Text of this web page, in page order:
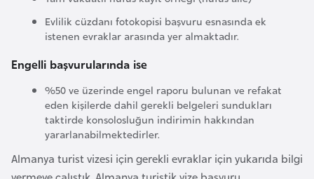
Evlilik cüzdanı fotokopisi başvuru esnasında ek
istenen evraklar arasında yer almaktadır.
Engelli başvurularında ise
%50 ve üzerinde engel raporu bulunan ve refakat
eden kişilerde dahil gerekli belgeleri sundukları
taktirde konsolosluğun indirimin hakkından
yararlanabilmektedirler.
Almanya turist vizesi için gerekli evraklar için yukarıda bilgi
e
a
n